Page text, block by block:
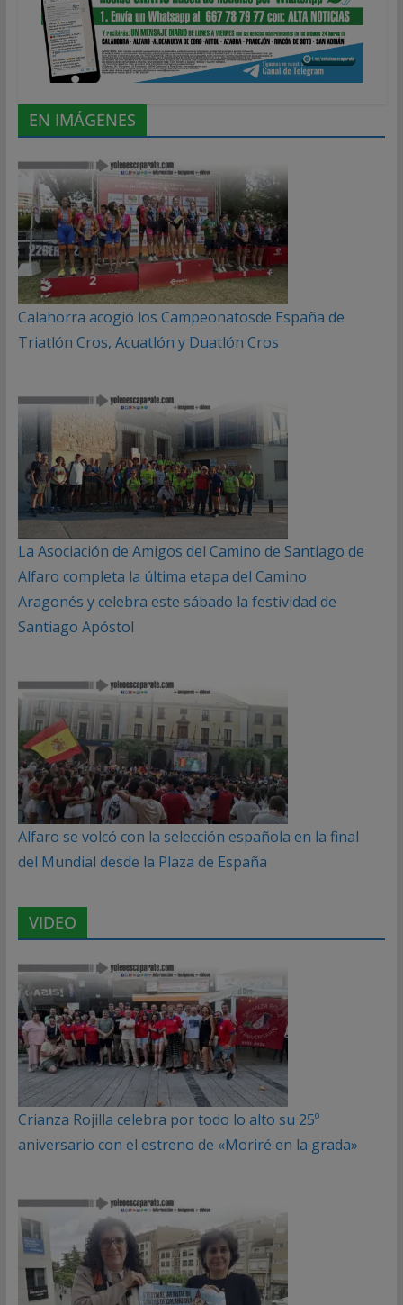
EN IMÁGENES
Calahorra acogió los Campeonatosde España de
Triatlón Cros, Acuatlón y Duatlón Cros
La Asociación de Amigos del Camino de Santiago de
Alfaro completa la última etapa del Camino
Aragonés y celebra este sábado la festividad de
Santiago Apóstol
Alfaro se volcó con la selección española en la final
del Mundial desde la Plaza de España
VIDEO
Crianza Rojilla celebra por todo lo alto su 25º
aniversario con el estreno de «Moriré en la grada»